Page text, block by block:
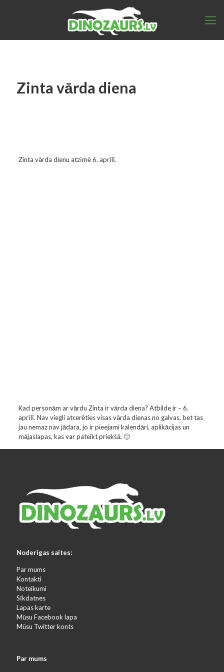
Zinta vārda diena
Zinta vārda dienu atzīmē 6. aprīlī.
Kad personām ar vārdu Zinta ir vārda diena? Atbilde ir – 6.
aprīlī. Nav viegli atcerēties visas vārda dienas no galvas, bet tas
jau nemaz nav jādara, jo ir pieejami kalendāri, aplikācijas un
mājaslapas, kas var pateikt priekšā. 🙂
Noderīgas saites:
Par mums
Kontakti
Noteikumi
Sīkdatnes
Lapas karte
Mūsu Facebook lapa
Mūsu Twitter konts
Par mums